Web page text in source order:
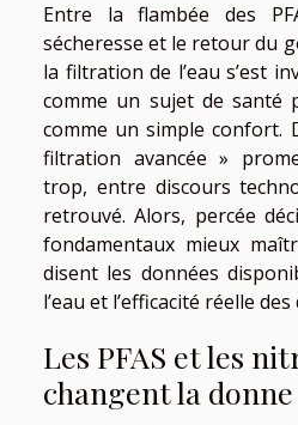
Entre la flambée des
sécheresse et le retour du
la filtration de l’eau s’est
comme un sujet de santé
comme un simple confort.
filtration avancée »
trop, entre discours
retrouvé. Alors, percée
fondamentaux mieux
disent les données
l’eau et l’efficacité réelle
Les PFAS et les
changent la donne